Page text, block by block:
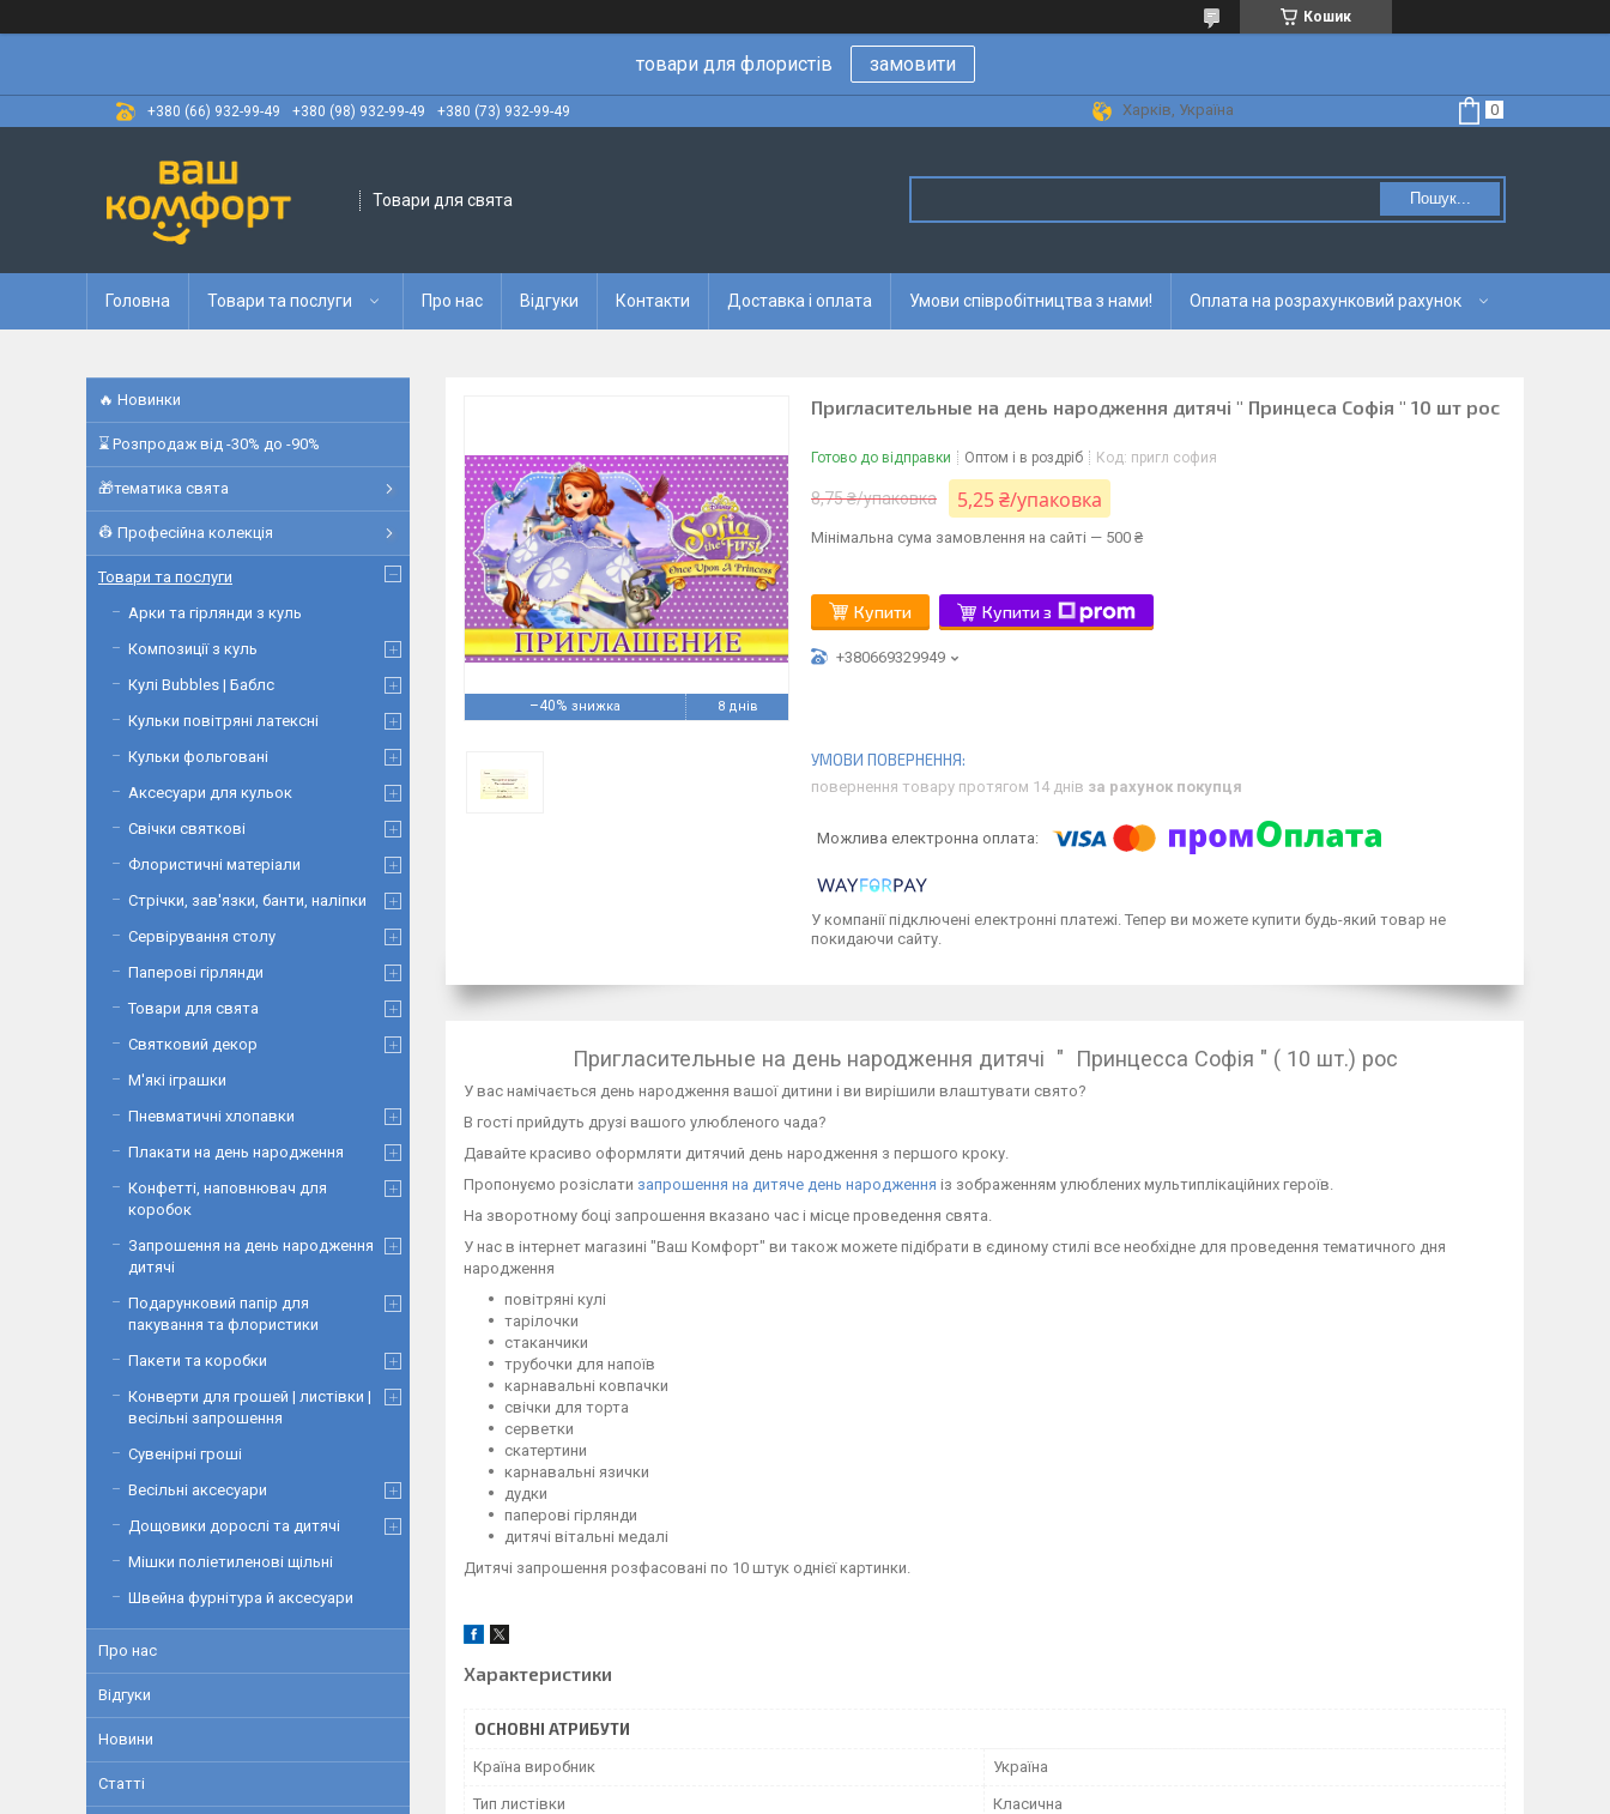
Кошик
товари для флористів замовити
+380 (66) 932-99-49 +380 (98) 932-99-49 +380 (73) 932-99-49 Харків, Україна
Товари для свята Пошук...
Головна Товари та послуги Про нас Відгуки Контакти Доставка і оплата Умови співробітництва з нами! Оплата на розрахунковий рахунок
–40% 8 днів
Пригласительные на день народження дитячі " Принцеса Софія " 10 шт рос
Готово до відправки Оптом і в роздріб Код: пригл софия
8,75 ₴/упаковка 5,25 ₴/упаковка
Мінімальна сума замовлення на сайті — 500 ₴
Купити Купити з
+380669329949
повернення товару протягом 14 днів за рахунок покупця
У компанії підключені електронні платежі. Тепер ви можете купити будь-який товар не
покидаючи сайту.
Пригласительные на день народження дитячі " Принцесса Софія " ( 10 шт.) рос
У вас намічається день народження вашої дитини і ви вирішили влаштувати свято?
В гості прийдуть друзі вашого улюбленого чада?
Давайте красиво оформляти дитячий день народження з першого кроку.
Пропонуємо розіслати запрошення на дитяче день народження із зображенням улюблених мультиплікаційних героїв.
На зворотному боці запрошення вказано час і місце проведення свята.
У нас в інтернет магазині "Ваш Комфорт" ви також можете підібрати в єдиному стилі все необхідне для проведення тематичного дня
народження
повітряні кулі
тарілочки
стаканчики
трубочки для напоїв
карнавальні ковпачки
свічки для торта
серветки
скатертини
карнавальні язички
дудки
паперові гірлянди
дитячі вітальні медалі
Дитячі запрошення розфасовані по 10 штук однієї картинки.
Характеристики
ОСНОВНІ АТРИБУТИ
Країна виробник Україна
Тип листівки Класична
🔥 Новинки
⌛ Розпродаж від -30% до -90%
🎁тематика свята
👷 Професійна колекція
Товари та послуги
Арки та гірлянди з куль
Композиції з куль
Кулі Bubbles | Баблс
Кульки повітряні латексні
Кульки фольговані
Аксесуари для кульок
Свічки святкові
Флористичні матеріали
Стрічки, зав'язки, банти, наліпки
Сервірування столу
Паперові гірлянди
Товари для свята
Святковий декор
М'які іграшки
Пневматичні хлопавки
Плакати на день народження
Конфетті, наповнювач для
коробок
Запрошення на день народження
дитячі
Подарунковий папір для
пакування та флористики
Пакети та коробки
Конверти для грошей | листівки |
весільні запрошення
Сувенірні гроші
Весільні аксесуари
Дощовики дорослі та дитячі
Мішки поліетиленові щільні
Швейна фурнітура й аксесуари
Про нас
Відгуки
Новини
Статті